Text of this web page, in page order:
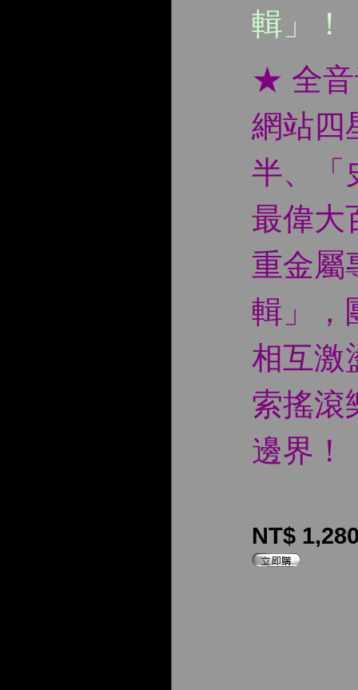
輯」！
★ 全音
網站四
半、「
最偉大
重金屬
輯」，
相互激
索搖滾
邊界！
NT$